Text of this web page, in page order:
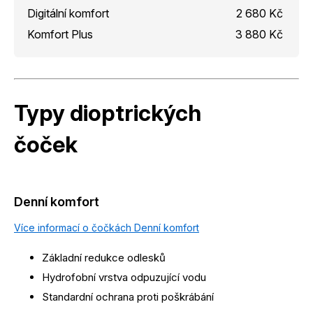
Digitální komfort
2 680 Kč
Komfort Plus
3 880 Kč
Typy dioptrických
čoček
Denní komfort
Více informací o čočkách Denní komfort
Základní redukce odlesků
Hydrofobní vrstva odpuzující vodu
Standardní ochrana proti poškrábání